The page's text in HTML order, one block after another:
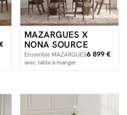
MAZARGUES X
NONA SOURCE
Ensemble MAZARGUES
avec table à manger
extensible 200 à 300
6 899 €